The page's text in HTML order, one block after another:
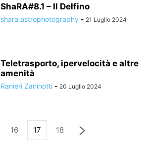
ShaRA#8.1 – Il Delfino
shara.astrophotography - 21 Luglio 2024
Teletrasporto, ipervelocità e altre
amenità
Ranieri Zaninotti - 20 Luglio 2024
16 17 18